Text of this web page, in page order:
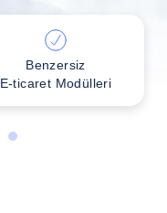
Benzersiz
E-ticaret Modülleri
5